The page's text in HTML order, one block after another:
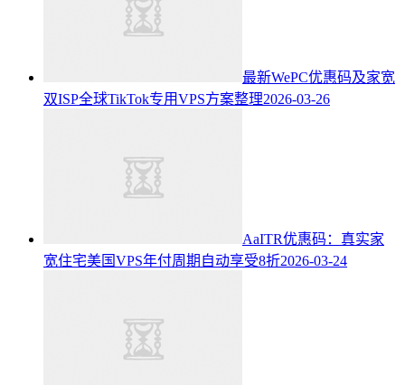
最新WePC优惠码及家宽
双ISP全球TikTok专用VPS方案整理2026-03-26
AaITR优惠码：真实家
宽住宅美国VPS年付周期自动享受8折2026-03-24